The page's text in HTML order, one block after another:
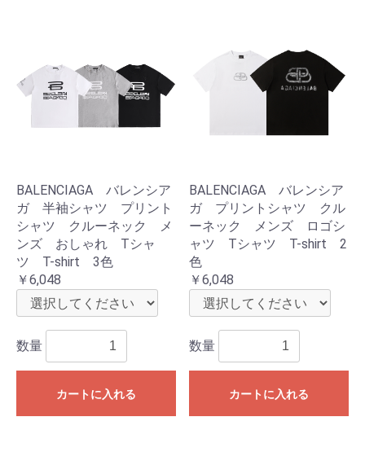
BALENCIAGA バレンシア
ガ 半袖シャツ プリント
シャツ クルーネック メ
ンズ おしゃれ Tシャ
ツ T-shirt 3色
￥6,048
数量
カートに入れる
BALENCIAGA バレンシア
ガ プリントシャツ クル
ーネック メンズ ロゴシ
ャツ Tシャツ T-shirt 2
色
￥6,048
数量
カートに入れる